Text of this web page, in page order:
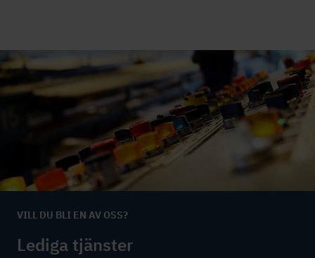
VILL DU BLI EN AV OSS?
Lediga tjänster